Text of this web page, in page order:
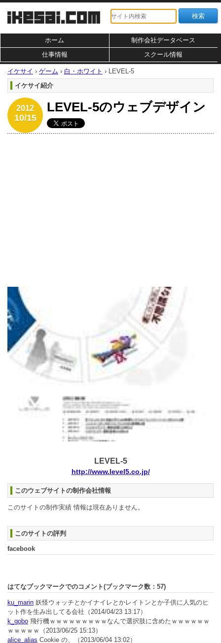
ホーム
制作会社データベース
仕事情報
スクール情報
イケサイ › ゲーム › 白・ホワイト › LEVEL-5
イケサイ紹介
2012
10/15
LEVEL-5のウェブデザイン
LEVEL-5
http://www.level5.co.jp/
このウェブサイトの制作会社情報
このサイトの制作実績 情報は現在ありません。
このサイトの評判
facebook
はてなブックマークでのコメント(ブックマーク数： 57)
ku_marin 妖怪ウォッチとかイナイレとかレイトンとか子供に人気のヒ
ット作を生み出してる会社 （2014/04/23 13:17）
k_gobo 飛行機ｗｗｗｗｗｗｗｗｗなんで選択肢に含めたｗｗｗｗｗｗ
ｗｗｗｗｗ
（2013/06/25 15:13）
alice_alias Cookie の、
（2013/06/04 13:02）